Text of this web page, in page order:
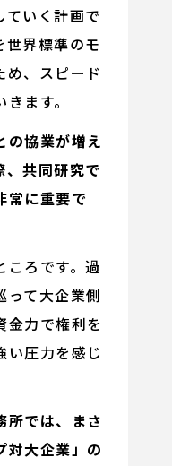
ていく計画で
世界標準のモ
め、スピード
ます。
の協業が増え
、共同研究で
常に重要で
ころです。過
って大企業側
金力で権利を
い圧力を感じ
所では、まさ
対大企業」の